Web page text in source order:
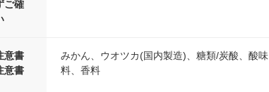
ご確
意書
意書
みかん、ウオツカ(国内製造)、糖類/炭酸、酸味
料、香料